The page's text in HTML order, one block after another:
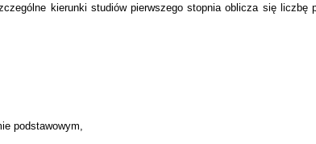
kierunki studiów pierwszego stopnia oblicza się liczbę
podstawowym,